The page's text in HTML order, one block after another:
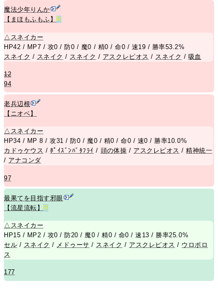
魔法少年りんか
【まほもふもふ】
R
△ スネイカー
HP42 / MP7 / 攻0 / 防0 / 魔0 / 精0 / 命0 / 速19 / 勝率53.2%
スネイク / スネイク / スネイク / アスクレピオス / スネイク / 吸血
12
94
老兵辺根
【ニオベ】
△ スネイカー
HP34 / MP 8 / 攻31 / 防0 / 魔0 / 精0 / 命0 / 速0 / 勝率10.0%
カドゥケウス / ﾎﾟｲｽﾞﾝﾊﾞﾀﾌﾗｲ / 頭の体操 / アスクレピオス /精神統一
/ アナコンダ
97
最果てを目指す邪眼
【流星流転】
R
△ スネイカー
HP15 / MP2 / 攻0 / 防20 / 魔0 / 精0 / 命0 / 速13 / 勝率25.0%
セル / スネイク / メドゥーサ / スネイク / アスクレピオス / ウロボロ
ス
177